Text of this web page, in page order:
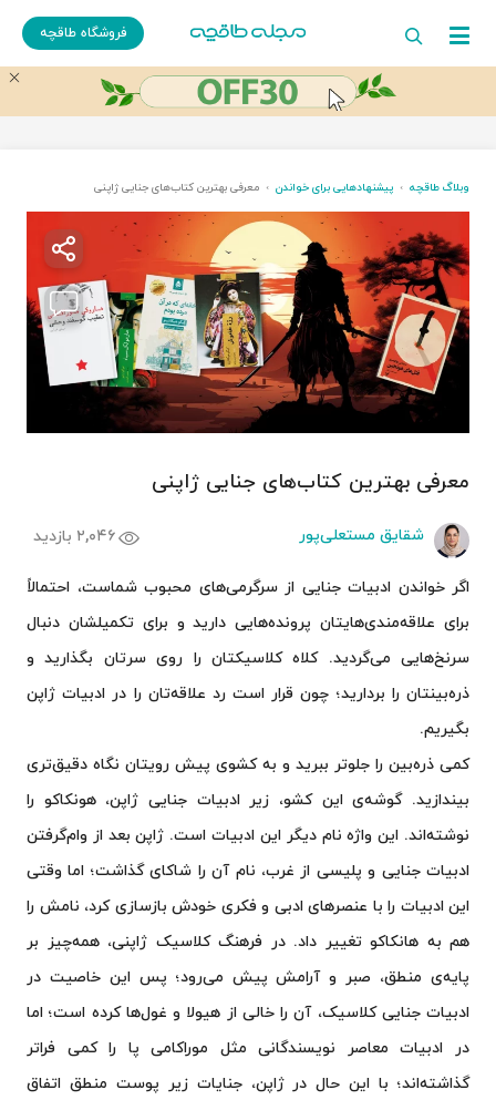
فروشگاه طاقچه
وبلاگ طاقچه پیشنهادهایی برای خواندن معرفی بهترین کتاب‌‌های جنایی ژاپنی
معرفی بهترین کتاب‌‌های جنایی ژاپنی
شقایق مستعلی‌پور
۲,۰۴۶ بازدید
اگر خواندن ادبیات جنایی از سرگرمی‌های محبوب شماست، احتمالاً
برای علاقه‌مندی‌هایتان پرونده‌‌هایی دارید و برای تکمیلشان دنبال
سرنخ‌هایی می‌گردید. کلاه کلاسیکتان را روی سرتان بگذارید و
ذره‌بینتان را بردارید؛ چون قرار است رد علاقه‌تان را در ادبیات ژاپن
بگیریم.
کمی ذره‌بین را جلوتر ببرید و به کشوی پیش رویتان نگاه دقیق‌تری
بیندازید. گوشه‌ی این کشو، زیر ادبیات جنایی ژاپن، هونکاکو را
نوشته‌اند. این واژه نام دیگر این ادبیات است. ژاپن بعد از وام‌گرفتن
ادبیات جنایی و پلیسی از غرب، نام آن را شاکای گذاشت؛ اما وقتی
این ادبیات را با عنصرهای ادبی و فکری خودش بازسازی کرد، نامش را
هم به هانکاکو تغییر داد. در فرهنگ کلاسیک ژاپنی، همه‌چیز بر
پایه‌ی منطق، صبر و آرامش پیش می‌رود؛ پس این خاصیت در
ادبیات جنایی کلاسیک، آن را خالی از هیولا و غول‌ها کرده است؛ اما
در ادبیات معاصر نویسندگانی مثل موراکامی پا را کمی فراتر
گذاشته‌اند؛ با این حال در ژاپن، جنایات زیر پوست منطق اتفاق